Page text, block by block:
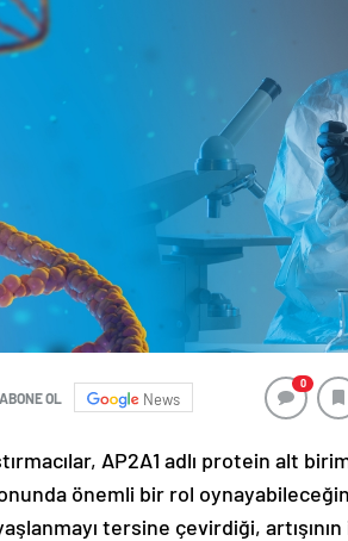
ABONE OL News
0
AP2A1 adlı protein alt
önemli bir rol
tersine çevirdiği, artışının